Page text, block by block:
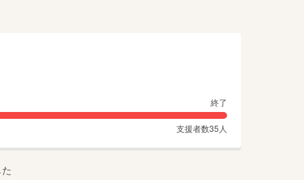
終了
支援者数35 人